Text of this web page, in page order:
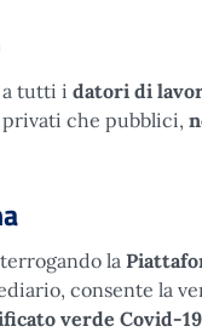
tutti i datori di
privati che pubblici,
la
consente la
verde Covid-19